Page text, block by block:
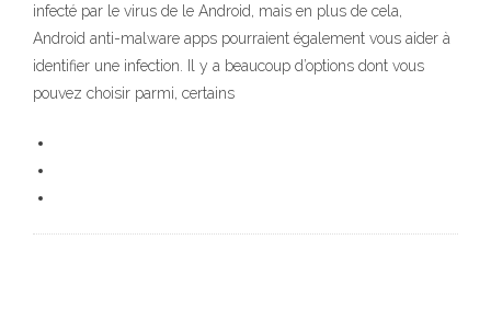
infecté par le virus de le Android, mais en plus de cela,
Android anti-malware apps pourraient également vous aider à
identifier une infection. Il y a beaucoup d’options dont vous
pouvez choisir parmi, certains